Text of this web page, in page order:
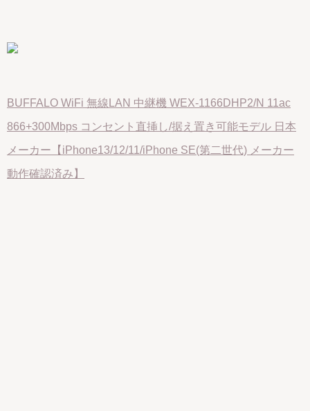
BUFFALO WiFi 無線LAN 中継機 WEX-1166DHP2/N 11ac
866+300Mbps コンセント直挿し/据え置き可能モデル 日本
メーカー【iPhone13/12/11/iPhone SE(第二世代) メーカー
動作確認済み】